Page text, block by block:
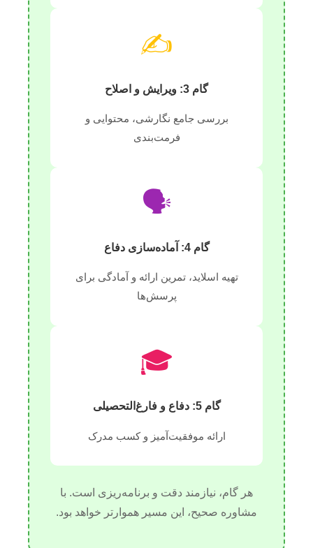
✍️
گام 3: ویرایش و اصلاح
بررسی جامع نگارشی، محتوایی و
فرمت‌بندی
🗣️
گام 4: آماده‌سازی دفاع
تهیه اسلاید، تمرین ارائه و آمادگی برای
پرسش‌ها
🎓
گام 5: دفاع و فارغ‌التحصیلی
ارائه موفقیت‌آمیز و کسب مدرک
هر گام، نیازمند دقت و برنامه‌ریزی است. با
مشاوره صحیح، این مسیر هموارتر خواهد بود.